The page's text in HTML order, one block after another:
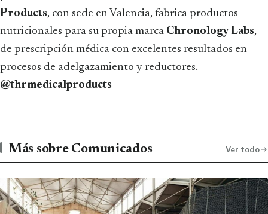
Products, con sede en Valencia, fabrica productos
nutricionales para su propia marca Chronology Labs,
de prescripción médica con excelentes resultados en
procesos de adelgazamiento y reductores.
@thrmedicalproducts
Más sobre Comunicados Ver todo